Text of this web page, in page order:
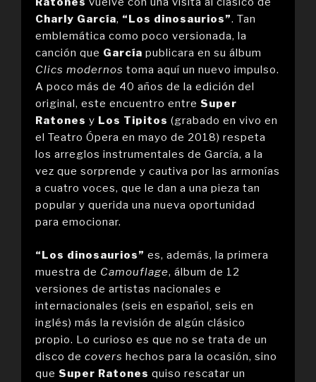
Charly García, “Los dinosaurios”. Tan
emblemática como poco versionada, la
canción que García publicara en su álbum
Clics modernos toma aquí un nuevo impulso.
A poco más de 40 años de la edición del
original, este encuentro entre Super
Ratones y Los Tipitos (grabado en vivo en
el Teatro Ópera en mayo de 2018) respeta
los arreglos instrumentales de García, a la
vez que sorprende y cautiva por las armonías
a cuatro voces, que le dan a una pieza tan
popular y querida una nueva oportunidad
para emocionar.
“Los dinosaurios” es, además, la primera
muestra de Camouflage, álbum de 12
versiones de artistas nacionales e
internacionales (seis en español, seis en
inglés) más la revisión de algún clásico
propio. Lo curioso es que no se trata de un
disco de covers hechos para la ocasión, sino
que Super Ratones quiso rescatar un